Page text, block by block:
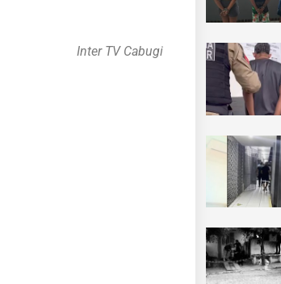
Inter TV Cabugi